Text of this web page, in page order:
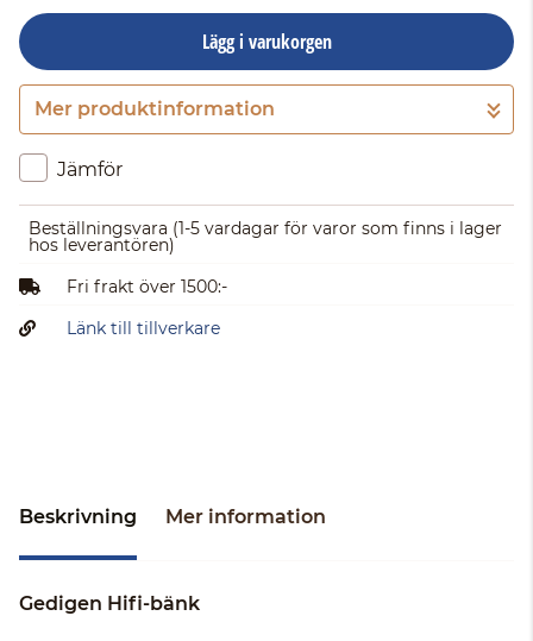
Lägg i varukorgen
Gå till kassan
Mer produktinformation
Jämför
Beställningsvara (1-5 vardagar för varor som finns i lager
hos leverantören)
Fri frakt över 1500:-
Länk till tillverkare
Beskrivning Mer information
Gedigen Hifi-bänk